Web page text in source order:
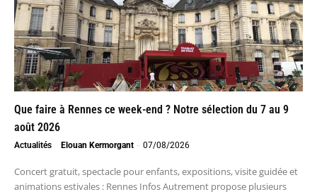
Que faire à Rennes ce week-end ? Notre sélection du 7 au 9
août 2026
Actualités Elouan Kermorgant - 07/08/2026
Concert gratuit, spectacle pour enfants, expositions, visite guidée et
animations estivales : Rennes Infos Autrement propose plusieurs